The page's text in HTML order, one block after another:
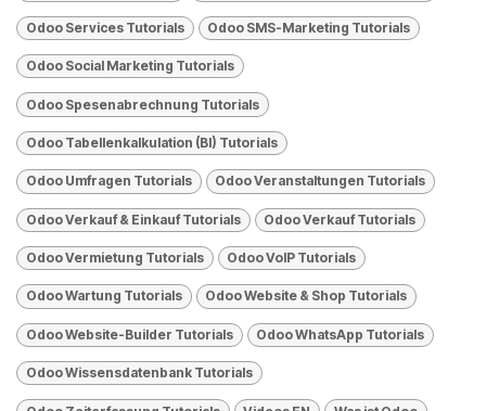
Odoo Services Tutorials Odoo SMS-Marketing Tutorials
Odoo Social Marketing Tutorials
Odoo Spesenabrechnung Tutorials
Odoo Tabellenkalkulation (BI) Tutorials
Odoo Umfragen Tutorials Odoo Veranstaltungen Tutorials
Odoo Verkauf & Einkauf Tutorials Odoo Verkauf Tutorials
Odoo Vermietung Tutorials Odoo VolP Tutorials
Odoo Wartung Tutorials Odoo Website & Shop Tutorials
Odoo Website-Builder Tutorials Odoo WhatsApp Tutorials
Odoo Wissensdatenbank Tutorials